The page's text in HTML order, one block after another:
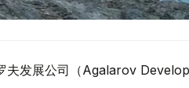
夫发展公司（Agalarov